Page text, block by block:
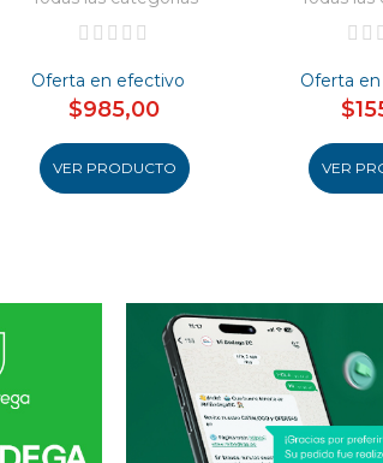
Oferta en efectivo
$985,00
VER PRODUCTO
Oferta
VER